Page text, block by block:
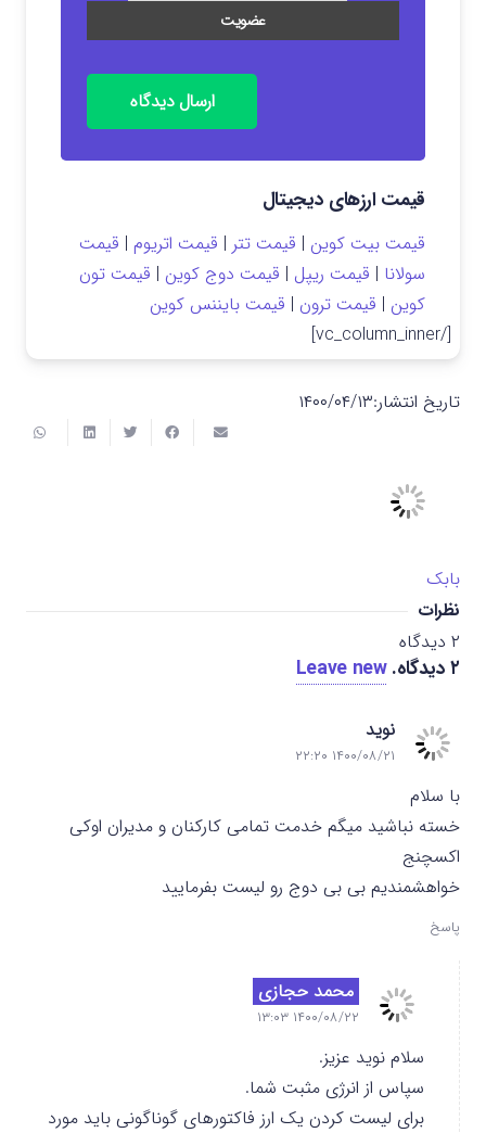
ارسال دیدگاه
قیمت ارزهای دیجیتال
قیمت بیت کوین | قیمت تتر | قیمت اتریوم | قیمت
سولانا | قیمت ریپل | قیمت دوج کوین | قیمت تون
کوین | قیمت ترون | قیمت بایننس کوین
[/vc_column_inner]
تاریخ انتشار:۱۴۰۰/۰۴/۱۳
بابک
نظرات
۲ دیدگاه
۲دیدگاه.
Leave new
نوید
۱۴۰۰/۰۸/۲۱ ۲۲:۲۰
با سلام
خسته نباشید میگم خدمت تمامی کارکنان و مدیران اوکی
اکسچنج
خواهشمندیم بی بی دوج رو لیست بفرمایید
پاسخ
محمد حجازی
۱۴۰۰/۰۸/۲۲ ۱۳:۰۳
سلام نوید عزیز.
سپاس از انرژی مثبت شما.
برای لیست کردن یک ارز فاکتورهای گوناگونی باید مورد